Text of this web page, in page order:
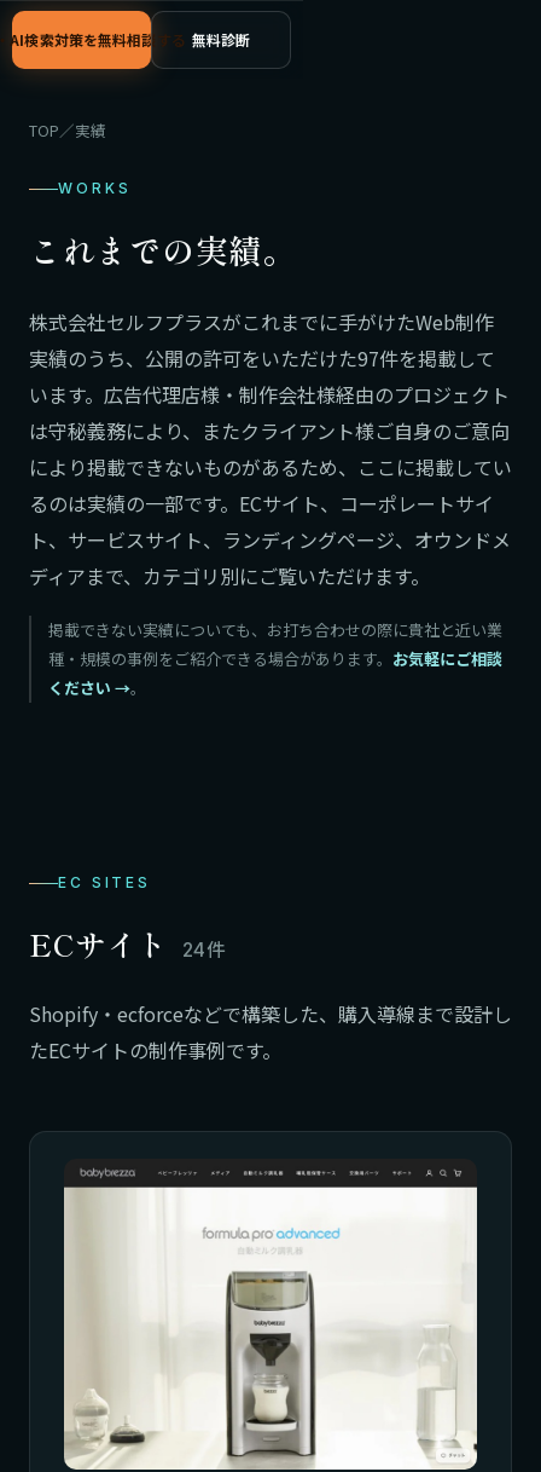
AI検索対策を無料相談する 無料診断
TOP／実績
WORKS
これまでの実績。
株式会社セルフプラスがこれまでに手がけたWeb制作
実績のうち、公開の許可をいただけた97件を掲載して
います。広告代理店様・制作会社様経由のプロジェクト
は守秘義務により、またクライアント様ご自身のご意向
により掲載できないものがあるため、ここに掲載してい
るのは実績の一部です。ECサイト、コーポレートサイ
ト、サービスサイト、ランディングページ、オウンドメ
ディアまで、カテゴリ別にご覧いただけます。
掲載できない実績についても、お打ち合わせの際に貴社と近い業
種・規模の事例をご紹介できる場合があります。 お気軽にご相談
ください
。
EC SITES
ECサイト 24件
Shopify・ecforceなどで構築した、購入導線まで設計し
たECサイトの制作事例です。